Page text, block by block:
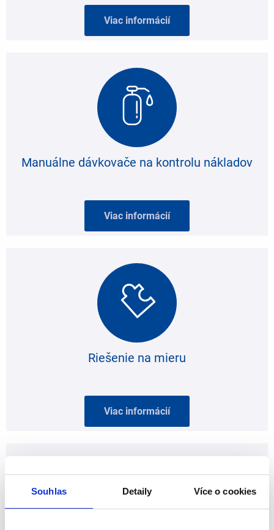
Souhlas Detaily Více o cookies
Viac informácií
Manuálne dávkovače na kontrolu nákladov
Viac informácií
Riešenie na mieru
Viac informácií